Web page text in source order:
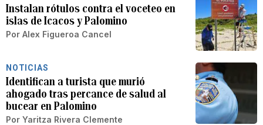
Instalan rótulos contra el voceteo en
islas de Icacos y Palomino
Por Alex Figueroa Cancel
NOTICIAS
Identifican a turista que murió
ahogado tras percance de salud al
bucear en Palomino
Por Yaritza Rivera Clemente